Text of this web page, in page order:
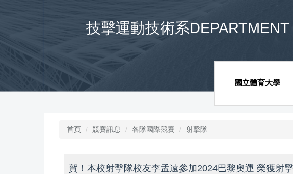
技擊運動技術系
國立體育大學
首頁 競賽訊息 各隊國際競賽 射擊隊
賀！本校射擊隊校友李孟遠參加2024巴黎奧運 榮獲射